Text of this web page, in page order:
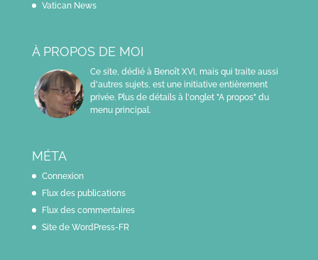
Vatican News
À PROPOS DE MOI
Ce site, dédié à Benoît XVI, mais qui traite aussi
d'autres sujets, est une initiative entièrement
privée. Plus de détails à l'onglet "A propos" du
menu principal.
MÉTA
Connexion
Flux des publications
Flux des commentaires
Site de WordPress-FR